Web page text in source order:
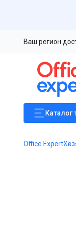
Ваш регион
Каталог
Office Expert